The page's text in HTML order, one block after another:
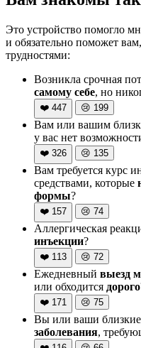
Это устройство помогло
и обязательно поможет
трудностями:
Возникла срочная
самому себе, но
❤️ 447 😢 199
Вам или вашим
у вас нет
❤️ 326 😢 135
Вам требуется курс
средствами, которые
формы?
❤️ 157 😢 74
Аллергическая
инъекции?
❤️ 113 😢 72
Ежедневный выезд
или обходится дорого
❤️ 171 😢 75
Вы или ваши
заболевания,